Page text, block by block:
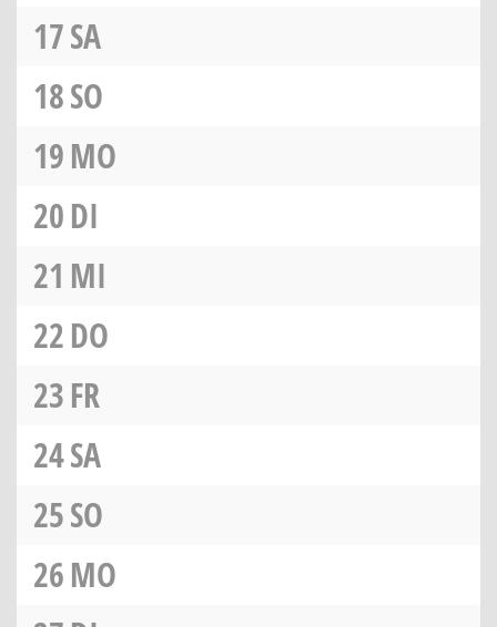
17SA
18SO
19MO
20DI
21 MI
22DO
23FR
24SA
25SO
26MO